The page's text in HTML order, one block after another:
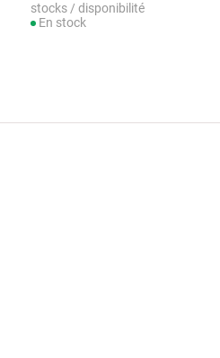
Prix public:
HT / UNITÉ
Stock selon déclinaison
stocks / disponibilité
En stock